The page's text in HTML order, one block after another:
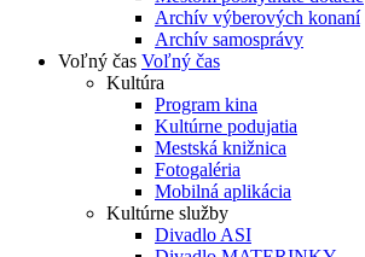
Archív výberových konaní
Archív samosprávy
Voľný čas Voľný čas
Kultúra
Program kina
Kultúrne podujatia
Mestská knižnica
Fotogaléria
Mobilná aplikácia
Kultúrne služby
Divadlo ASI